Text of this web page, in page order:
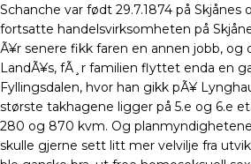
Schanche var født 29.7.1874 på Skjånes
fortsatte handelsvirksomheten på
Ã¥r senere fikk faren en annen jobb, og
LandÃ¥s, fÃ¸r familien flyttet enda en
Fyllingsdalen, hvor han gikk pÃ¥
største takhagene ligger på 5.e og 6.e
280 og 870 kvm. Og
skulle gjerne sett litt mer velvilje fra